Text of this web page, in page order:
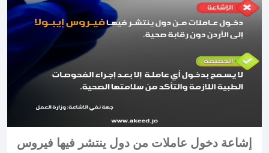
إشاعة دخول عاملات من دول ينتشر فيها فيروس